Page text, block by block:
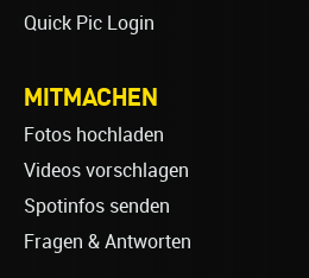
Quick Pic Login
MITMACHEN
Fotos hochladen
Videos vorschlagen
Spotinfos senden
Fragen & Antworten